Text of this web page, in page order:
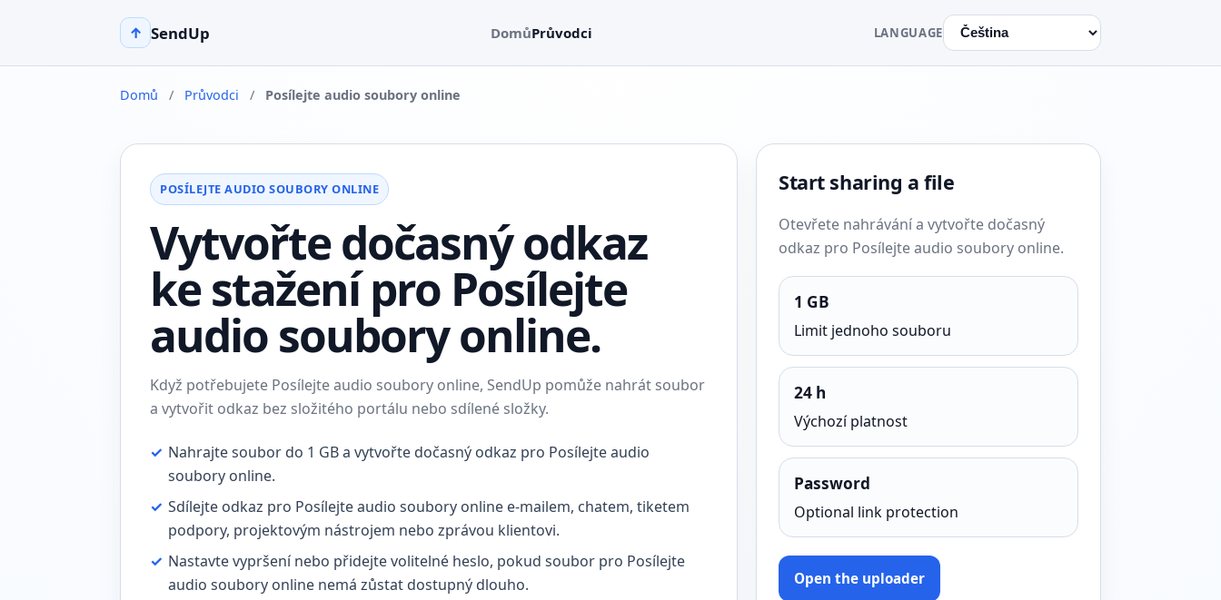
↑ SendUp DomůPrůvodci LANGUAGE
Domů / Průvodci / Posílejte audio soubory online
POSÍLEJTE AUDIO SOUBORY ONLINE
Vytvořte dočasný odkaz
ke stažení pro Posílejte
audio soubory online.
Když potřebujete Posílejte audio soubory online, SendUp pomůže nahrát soubor
a vytvořit odkaz bez složitého portálu nebo sdílené složky.
✓ Nahrajte soubor do 1 GB a vytvořte dočasný odkaz pro Posílejte audio
soubory online.
✓ Sdílejte odkaz pro Posílejte audio soubory online e-mailem, chatem, tiketem
podpory, projektovým nástrojem nebo zprávou klientovi.
✓ Nastavte vypršení nebo přidejte volitelné heslo, pokud soubor pro Posílejte
audio soubory online nemá zůstat dostupný dlouho.
Start sharing a file
Otevřete nahrávání a vytvořte dočasný
odkaz pro Posílejte audio soubory online.
1 GB
Limit jednoho souboru
24 h
Výchozí platnost
Password
Optional link protection
Open the uploader